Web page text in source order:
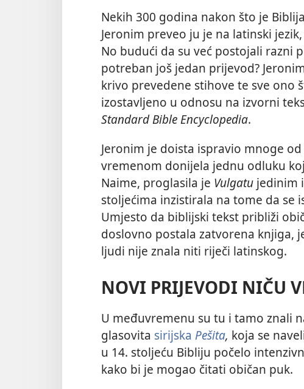
Nekih 300 godina nakon što je
Jeronim preveo ju je na latinski
No budući da su već postojali razni
potreban još jedan prijevod?
krivo prevedene stihove te sve ono
izostavljeno u odnosu na izvorni
Standard Bible Encyclopedia.
Jeronim je doista ispravio mnoge
vremenom donijela jednu odluku
Naime, proglasila je Vulgatu jedinim
stoljećima inzistirala na tome da se
Umjesto da biblijski tekst približi
doslovno postala zatvorena knjiga,
ljudi nije znala niti riječi latinskog.
NOVI PRIJEVODI NIČU
U međuvremenu su tu i tamo znali
glasovita sirijska Pešita, koja se
u 14. stoljeću Bibliju počelo
kako bi je mogao čitati običan puk.